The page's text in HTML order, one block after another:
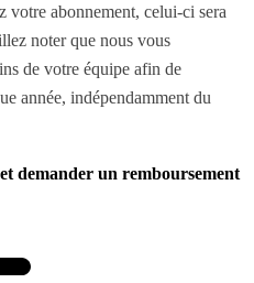
abonnement, celui-ci sera
noter que nous vous
de votre équipe afin de
année, indépendamment du
demander un remboursement